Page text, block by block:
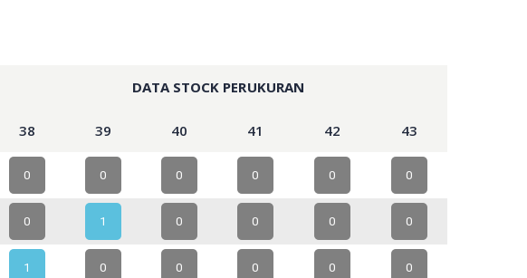
DATA STOCK PERUKURAN
38 39 40 41 42 43
0 0 0 0 0 0
0 1 0 0 0 0
1 0 0 0 0 0